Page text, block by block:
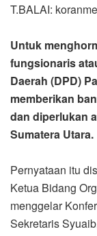
T.BALAI:
Untuk
fungsionaris
Daerah (DPD)
memberikan
dan diperlukan
Sumatera Utara.
Pernyataan itu
Ketua Bidang
menggelar
Sekretaris